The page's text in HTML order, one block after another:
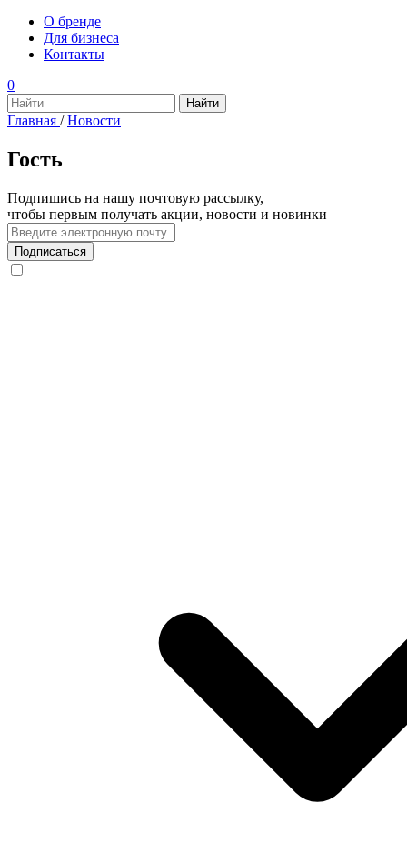
О бренде
Для бизнеса
Контакты
0
Главная / Новости
Гость
Подпишись на нашу почтовую рассылку,
чтобы первым получать акции, новости и новинки
Подписаться